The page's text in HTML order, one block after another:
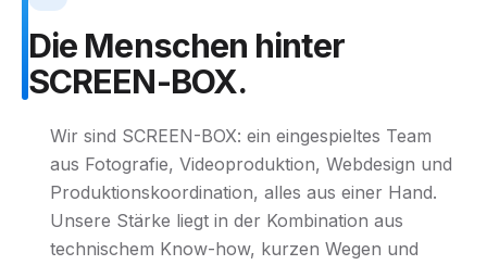
Die Menschen hinter
SCREEN-BOX.
Wir sind SCREEN-BOX: ein eingespieltes Team
aus Fotografie, Videoproduktion, Webdesign und
Produktionskoordination, alles aus einer Hand.
Unsere Stärke liegt in der Kombination aus
technischem Know-how, kurzen Wegen und